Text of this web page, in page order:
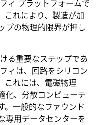
ィ プラットフォームで
これにより、製造が加
プの物理的限界が押し
る重要なステップであ
ィは、回路をシリコン
これには、電磁物理
化、分散コンピューテ
。一般的なファウンド
専用データセンターを